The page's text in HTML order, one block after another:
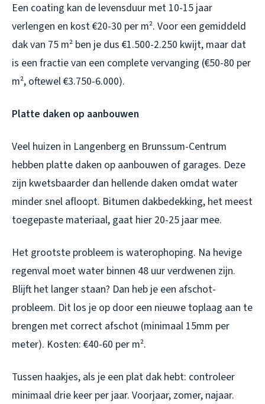
Een coating kan de levensduur met 10-15 jaar
verlengen en kost €20-30 per m². Voor een gemiddeld
dak van 75 m² ben je dus €1.500-2.250 kwijt, maar dat
is een fractie van een complete vervanging (€50-80 per
m², oftewel €3.750-6.000).
Platte daken op aanbouwen
Veel huizen in Langenberg en Brunssum-Centrum
hebben platte daken op aanbouwen of garages. Deze
zijn kwetsbaarder dan hellende daken omdat water
minder snel afloopt. Bitumen dakbedekking, het meest
toegepaste materiaal, gaat hier 20-25 jaar mee.
Het grootste probleem is waterophoping. Na hevige
regenval moet water binnen 48 uur verdwenen zijn.
Blijft het langer staan? Dan heb je een afschot-
probleem. Dit los je op door een nieuwe toplaag aan te
brengen met correct afschot (minimaal 15mm per
meter). Kosten: €40-60 per m².
Tussen haakjes, als je een plat dak hebt: controleer
minimaal drie keer per jaar. Voorjaar, zomer, najaar.